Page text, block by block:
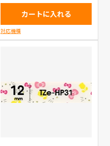
カートに入れる
対応機種